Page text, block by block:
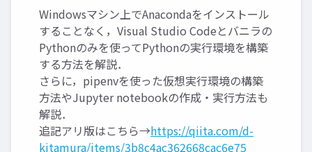
Windowsマシン上でAnacondaをインストール
することなく，Visual Studio Codeとバニラの
Pythonのみを使ってPythonの実行環境を構築
する方法を解説．
さらに，pipenvを使った仮想実行環境の構築
方法やJupyter notebookの作成・実行方法も
解説．
追記アリ版はこちら→https://qiita.com/d-
kitamura/items/3b8c4ac362668cac6e75